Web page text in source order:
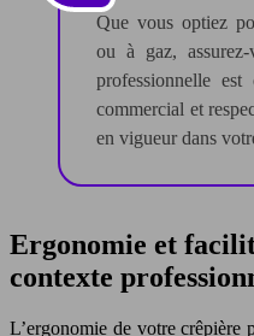
Que vous optiez
ou à gaz,
professionnelle
commercial et
en vigueur dans
Ergonomie et
contexte
L’ergonomie de votre crêpière